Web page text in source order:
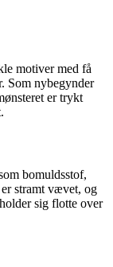
motiver med få
Som nybegynder
er trykt
bomuldsstof,
stramt vævet, og
sig flotte over